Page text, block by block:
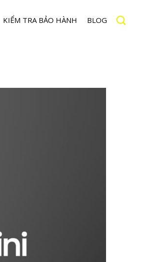
KIỂM TRA BẢO HÀNH BLOG